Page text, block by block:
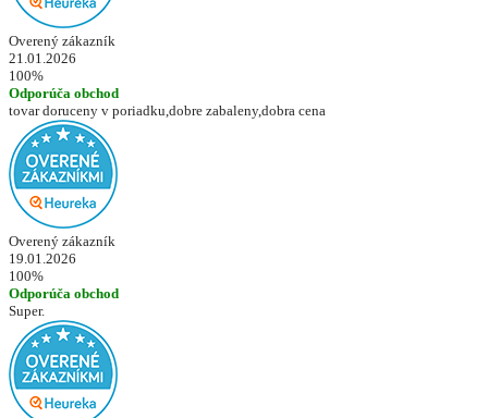
Overený zákazník
21.01.2026
100%
Odporúča obchod
tovar doruceny v poriadku,dobre zabaleny,dobra cena
Overený zákazník
19.01.2026
100%
Odporúča obchod
Super.